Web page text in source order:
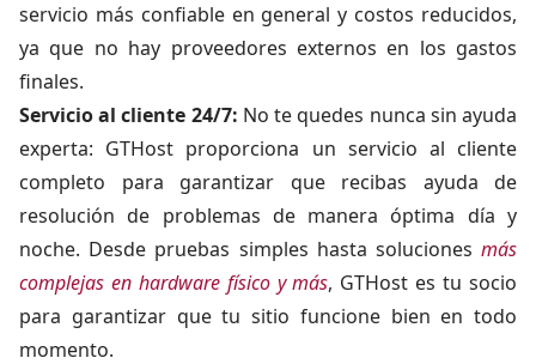
servicio más confiable en general y costos reducidos,
ya que no hay proveedores externos en los gastos
finales.
Servicio al cliente 24/7: No te quedes nunca sin ayuda
experta: GTHost proporciona un servicio al cliente
completo para garantizar que recibas ayuda de
resolución de problemas de manera óptima día y
noche. Desde pruebas simples hasta soluciones más
complejas en hardware físico y más, GTHost es tu socio
para garantizar que tu sitio funcione bien en todo
momento.